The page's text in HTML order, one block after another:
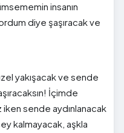
insanın
diye şaşıracak ve
yakışacak ve sende
İçimde
iken sende aydınlanacak
kalmayacak, aşkla